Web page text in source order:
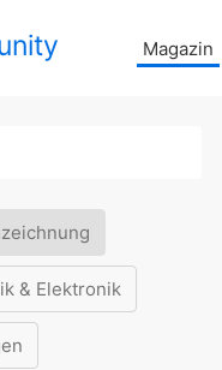
Magazin
& Elektronik